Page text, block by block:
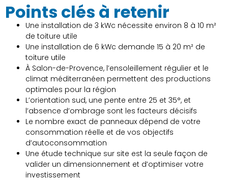
Points clés à retenir
Une installation de 3 kWc nécessite environ 8 à 10 m²
de toiture utile
Une installation de 6 kWc demande 15 à 20 m² de
toiture utile
À Salon-de-Provence, l’ensoleillement régulier et le
climat méditerranéen permettent des productions
optimales pour la région
L’orientation sud, une pente entre 25 et 35°, et
l’absence d’ombrage sont les facteurs décisifs
Le nombre exact de panneaux dépend de votre
consommation réelle et de vos objectifs
d’autoconsommation
Une étude technique sur site est la seule façon de
valider un dimensionnement et d’optimiser votre
investissement